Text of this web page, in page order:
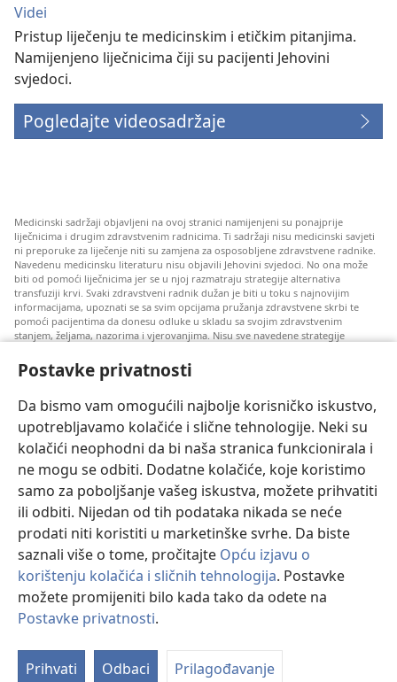
Postavke privatnosti
Da bismo vam omogućili najbolje korisničko iskustvo,
upotrebljavamo kolačiće i slične tehnologije. Neki su
kolačići neophodni da bi naša stranica funkcionirala i
ne mogu se odbiti. Dodatne kolačiće, koje koristimo
samo za poboljšanje vašeg iskustva, možete prihvatiti
ili odbiti. Nijedan od tih podataka nikada se neće
prodati niti koristiti u marketinške svrhe. Da biste
saznali više o tome, pročitajte Opću izjavu o
korištenju kolačića i sličnih tehnologija. Postavke
možete promijeniti bilo kada tako da odete na
Postavke privatnosti.
Prihvati Odbaci Prilagođavanje
Videi
Pristup liječenju te medicinskim i etičkim pitanjima.
Namijenjeno liječnicima čiji su pacijenti Jehovini
svjedoci.
Pogledajte videosadržaje
Medicinski sadržaji objavljeni na ovoj stranici namijenjeni su ponajprije
liječnicima i drugim zdravstvenim radnicima. Ti sadržaji nisu medicinski savjeti
ni preporuke za liječenje niti su zamjena za osposobljene zdravstvene radnike.
Navedenu medicinsku literaturu nisu objavili Jehovini svjedoci. No ona može
biti od pomoći liječnicima jer se u njoj razmatraju strategije alternativa
transfuziji krvi. Svaki zdravstveni radnik dužan je biti u toku s najnovijim
informacijama, upoznati se sa svim opcijama pružanja zdravstvene skrbi te
pomoći pacijentima da donesu odluke u skladu sa svojim zdravstvenim
stanjem, željama, nazorima i vjerovanjima. Nisu sve navedene strategije
Napomena pacijentima: Ako trebate savjet oko svog zdravstvenog stanja i
radnicima. Pomoć liječnika zatražite ako sumnjate da ste oboljeli.
Korištenje ove stranice podliježe uvjetima korištenja.
Postavke prikaza
Copyright© 2026 Watch Tower Bible and Tract Society of Pennsylvania.
UVJETI KORIŠTENJA|